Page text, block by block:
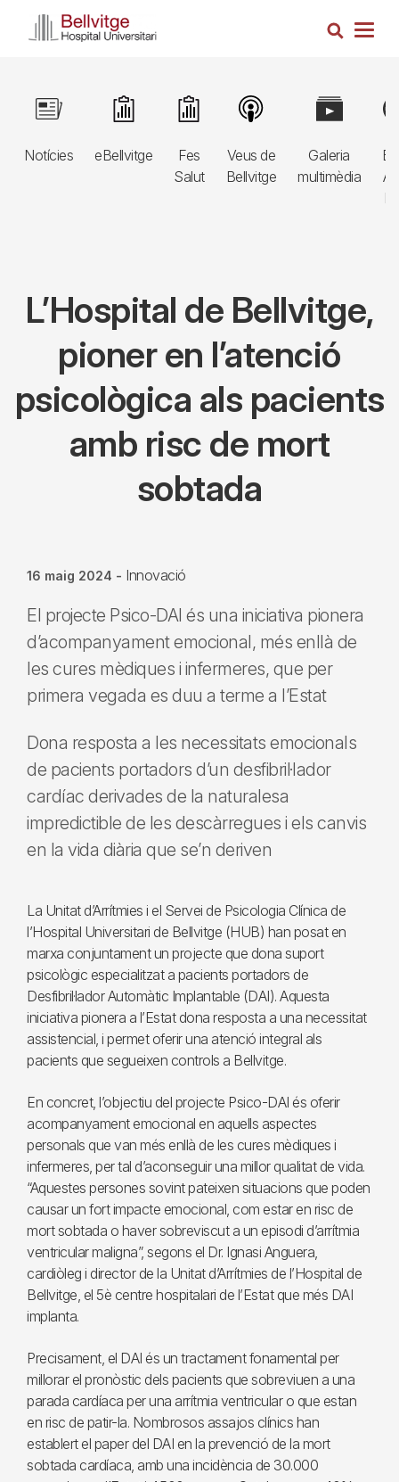
Cerca
Navegació
principal
3r
Notícies
Image
eBellvitge
Image
Fes
Salut
Image
Veus de
Bellvitge
Image
Galeria
multimèdia
Image
L’Hospital de Bellvitge,
pioner en l’atenció
psicològica als pacients
amb risc de mort
sobtada
16 maig 2024 - Innovació
El projecte Psico-DAI és una iniciativa pionera
d’acompanyament emocional, més enllà de
les cures mèdiques i infermeres, que per
primera vegada es duu a terme a l’Estat
Dona resposta a les necessitats emocionals
de pacients portadors d’un desfibril·lador
cardíac derivades de la naturalesa
impredictible de les descàrregues i els canvis
en la vida diària que se’n deriven
La Unitat d’Arrítmies i el Servei de Psicologia Clínica de
l’Hospital Universitari de Bellvitge (HUB) han posat en
marxa conjuntament un projecte que dona suport
psicològic especialitzat a pacients portadors de
Desfibril·lador Automàtic Implantable (DAI). Aquesta
iniciativa pionera a l’Estat dona resposta a una necessitat
assistencial, i permet oferir una atenció integral als
pacients que segueixen controls a Bellvitge.
En concret, l’objectiu del projecte Psico-DAI és oferir
acompanyament emocional en aquells aspectes
personals que van més enllà de les cures mèdiques i
infermeres, per tal d’aconseguir una millor qualitat de vida.
“Aquestes persones sovint pateixen situacions que poden
causar un fort impacte emocional, com estar en risc de
mort sobtada o haver sobreviscut a un episodi d’arrítmia
ventricular maligna”, segons el Dr. Ignasi Anguera,
cardiòleg i director de la Unitat d’Arrítmies de l’Hospital de
Bellvitge, el 5è centre hospitalari de l’Estat que més DAI
implanta.
Precisament, el DAI és un tractament fonamental per
millorar el pronòstic dels pacients que sobreviuen a una
parada cardíaca per una arrítmia ventricular o que estan
en risc de patir-la. Nombrosos assajos clínics han
establert el paper del DAI en la prevenció de la mort
sobtada cardíaca, amb una incidència de 30.000